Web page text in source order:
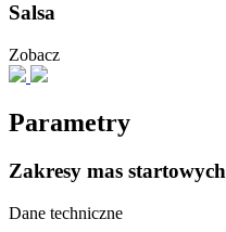
Salsa
Zobacz
Parametry
Zakresy mas startowych
Dane techniczne